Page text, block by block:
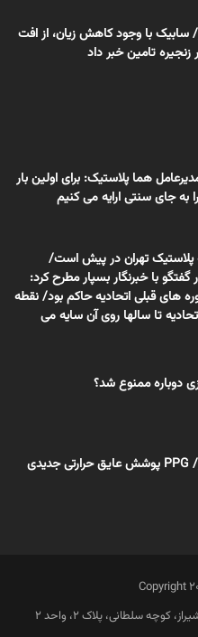
با وجود کاهش زیان، از افت
زنجیره تامین خبر داد
هما پلاستیک: برای اولین بار
به جای سنتی ارایه می کنیم
پلاستیک تهران در پیش است/
گفتگو با خبرنگار بسپار مطرح کرد:
های قبلی اتحادیه حاکم بود/ نقطه
تا سالها روی آن سایه می
دوباره ممنوع شد؟
اختصاصی بسپار/ PPG پوشش عایق حرارتی جدیدی
Copyright
کوچه سلطانی، پلاک 2، واحد 2